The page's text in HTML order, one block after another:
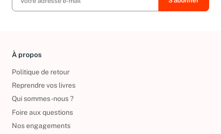
À propos
Politique de retour
Reprendre vos livres
Qui sommes-nous ?
Foire aux questions
Nos engagements